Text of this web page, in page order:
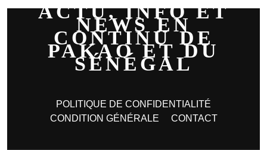
ACTU, INFO ET
NEWS EN
CONTINU DE
PAKAO ET DU
SÉNÉGAL
POLITIQUE DE CONFIDENTIALITÉ
CONDITION GÉNÉRALE
CONTACT